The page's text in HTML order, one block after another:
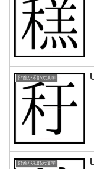
部首が禾部の漢字
部首が禾部の漢字